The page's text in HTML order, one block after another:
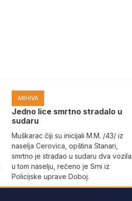
ARHIVA
Јedno lice smrtno stradalo u
sudaru
Muškarac čiji su inicijali M.M. /43/ iz
naselja Cerovica, opština Stanari,
smrtno je stradao u sudaru dva vozila
u tom naselju, rečeno je Srni iz
Policijske uprave Doboj.